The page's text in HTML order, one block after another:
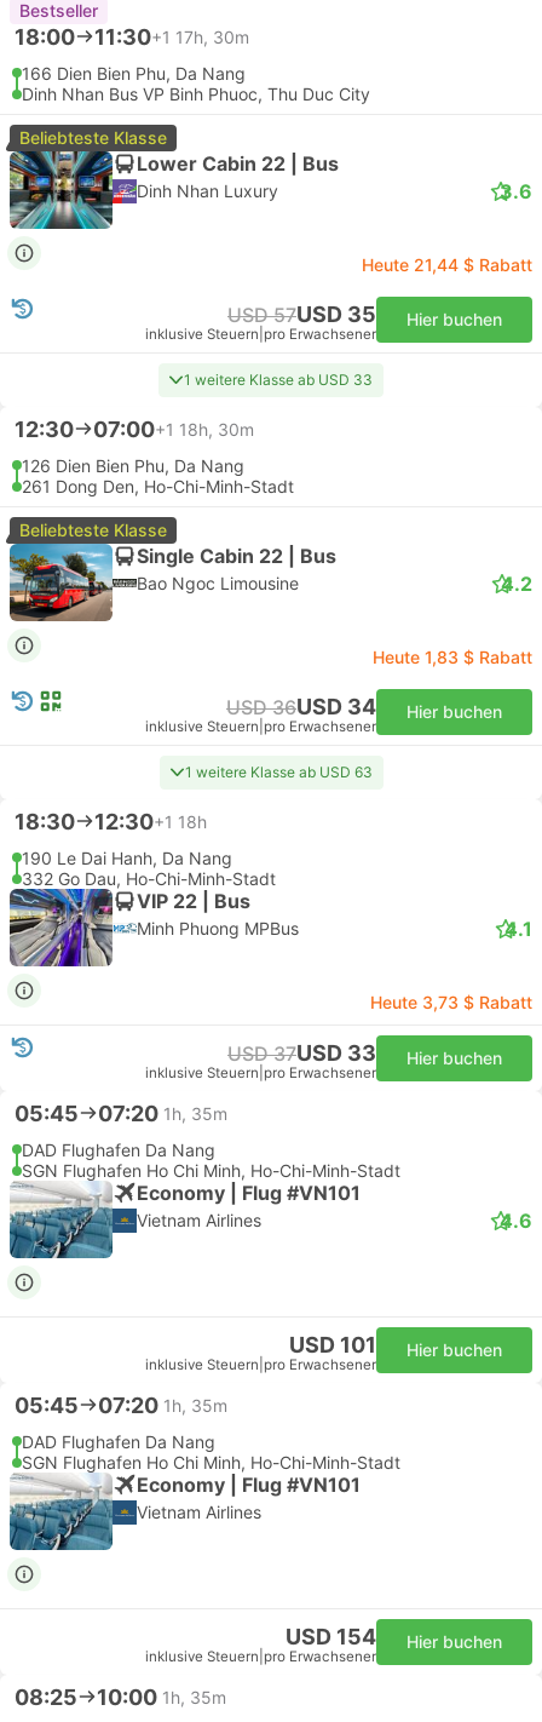
Bestseller
18:00 11:30+1 17h, 30m
166 Dien Bien Phu, Da Nang
Dinh Nhan Bus VP Binh Phuoc, Thu Duc City
Beliebteste Klasse
Lower Cabin 22 | Bus
Dinh Nhan Luxury 3.6
Heute 21,44 $ Rabatt
USD 57USD 35
inklusive Steuern pro Erwachsener
Hier buchen
1 weitere Klasse ab USD 33
12:30 07:00+1 18h, 30m
126 Dien Bien Phu, Da Nang
261 Dong Den, Ho-Chi-Minh-Stadt
Beliebteste Klasse
Single Cabin 22 | Bus
Bao Ngoc Limousine 4.2
Heute 1,83 $ Rabatt
USD 36USD 34
inklusive Steuern pro Erwachsener
Hier buchen
1 weitere Klasse ab USD 63
18:30 12:30+1 18h
190 Le Dai Hanh, Da Nang
332 Go Dau, Ho-Chi-Minh-Stadt
VIP 22 | Bus
Minh Phuong MPBus 4.1
Heute 3,73 $ Rabatt
USD 37USD 33
inklusive Steuern pro Erwachsener
Hier buchen
05:45 07:20 1h, 35m
DAD Flughafen Da Nang
SGN Flughafen Ho Chi Minh, Ho-Chi-Minh-Stadt
Economy | Flug #VN101
Vietnam Airlines 4.6
USD 101
inklusive Steuern pro Erwachsener
Hier buchen
05:45 07:20 1h, 35m
DAD Flughafen Da Nang
SGN Flughafen Ho Chi Minh, Ho-Chi-Minh-Stadt
Economy | Flug #VN101
Vietnam Airlines
USD 154
inklusive Steuern pro Erwachsener
Hier buchen
08:25 10:00 1h, 35m